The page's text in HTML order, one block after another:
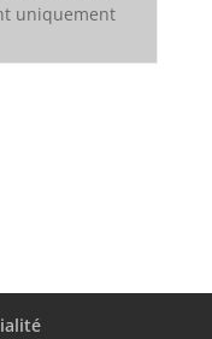
uniquement